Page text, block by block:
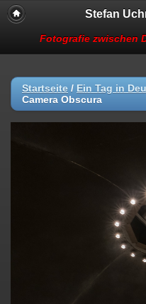
Stefan
Fotografie zwischen
Startseite / Ein Tag in
Camera Obscura